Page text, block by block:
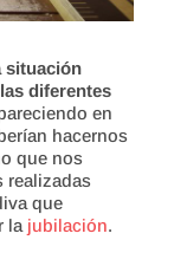
situación
diferentes
en
hacernos
que nos
realizadas
que
la jubilación.